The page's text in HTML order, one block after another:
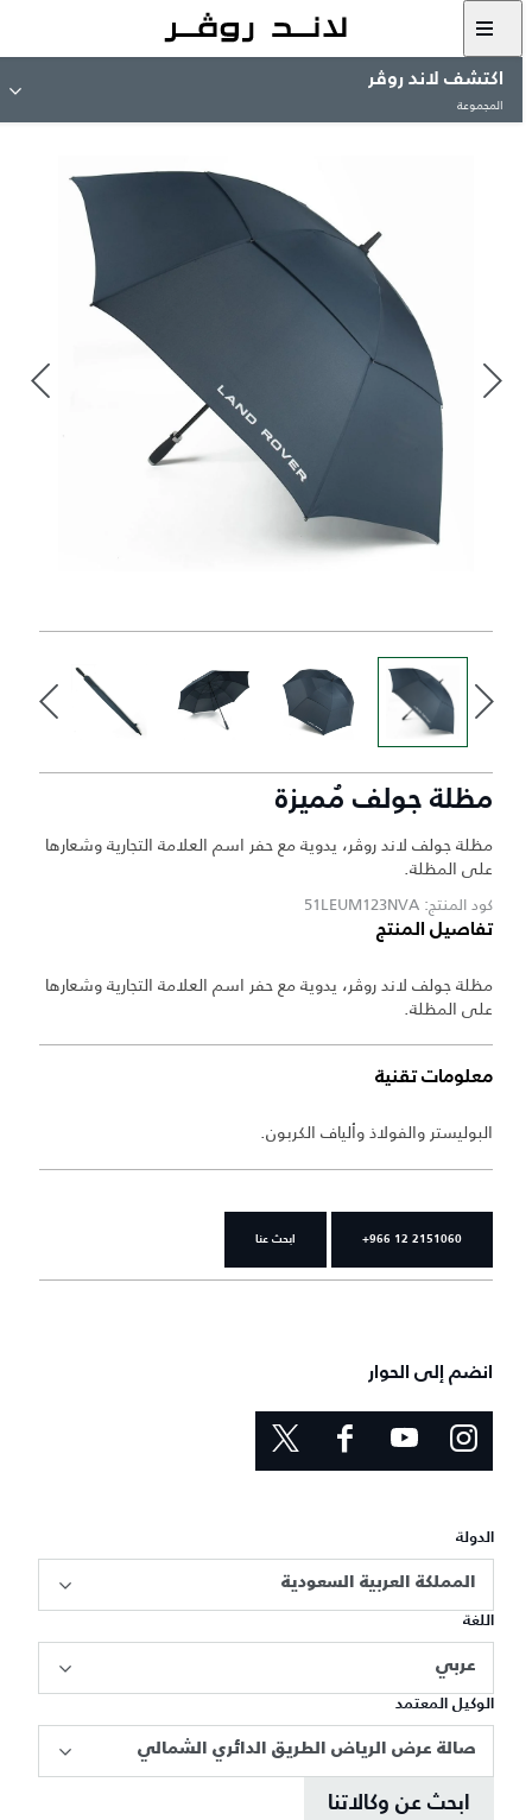
اكتشف لاند روڤر
المجموعة
مظلة جولف مُميزة
مظلة جولف لاند روڤر، يدوية مع حفر اسم العلامة التجارية وشعارها
على المظلة.
كود المنتج: 51LEUM123NVA
تفاصيل المنتج
مظلة جولف لاند روڤر، يدوية مع حفر اسم العلامة التجارية وشعارها
على المظلة.
معلومات تقنية
البوليستر والفولاذ وألياف الكربون.
+966 12 2151060 ابحث عنا
انضم إلى الحوار
الدولة
المملكة العربية السعودية
اللغة
عربي
الوكيل المعتمد
صالة عرض الرياض الطريق الدائري الشمالي
ابحث عن وكالاتنا